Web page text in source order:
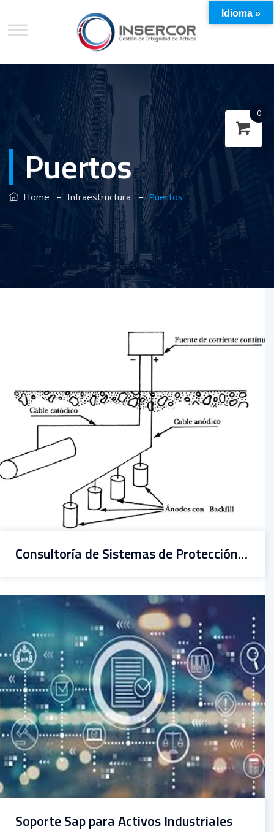
Puertos
Home – Infraestructura –Puertos
Consultoría de Sistemas de Protección Catódica
Soporte Sap para Activos Industriales
Idioma »
0